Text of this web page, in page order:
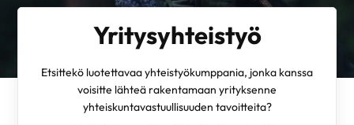
Yritysyhteistyö
Etsittekö luotettavaa yhteistyökumppania, jonka kanssa
voisitte lähteä rakentamaan yrityksenne
yhteiskuntavastuullisuuden tavoitteita?